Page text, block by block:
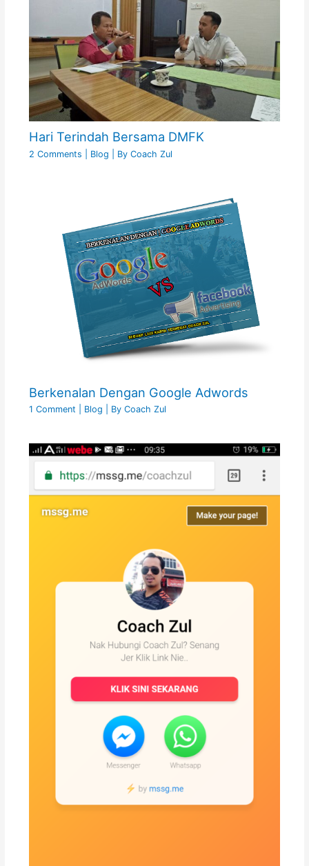
Hari Terindah Bersama DMFK
2 Comments Blog | By Coach Zul
Berkenalan Dengan Google Adwords
1 Comment Blog | By Coach Zul